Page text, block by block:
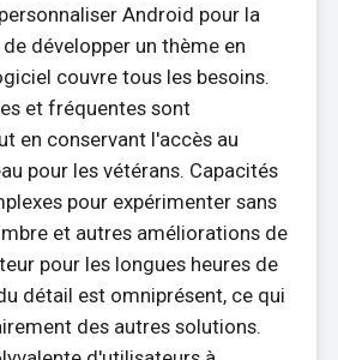
Android pour la
développer un thème en
couvre tous les besoins.
et fréquentes sont
en conservant l'accès au
pour les vétérans. Capacités
pour expérimenter sans
et autres améliorations de
pour les longues heures de
détail est omniprésent, ce qui
des autres solutions.